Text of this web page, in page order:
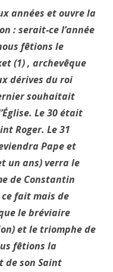
années et ouvre la
: serait-ce l’année
fêtions le
(1) , archevêque
dérives du roi
souhaitait
Le 30 était
Roger. Le 31
Pape et
un ans) verra le
de Constantin
fait mais de
le bréviaire
et le triomphe de
fêtions la
de son Saint